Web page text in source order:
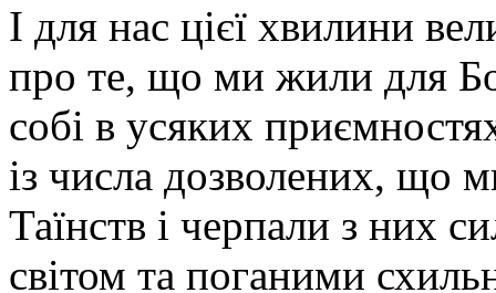
І для нас цієї хвилини
про те, що ми жили для
собі в усяких
із числа дозволених, що
Таїнств і черпали з них
світом та поганими